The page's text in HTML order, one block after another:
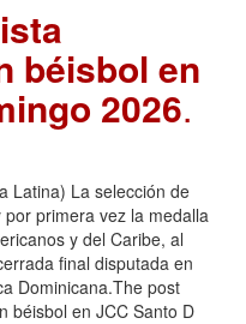
béisbol en
2026.
Latina) La selección de
primera vez la medalla
y del Caribe, al
final disputada en
Dominicana.The post
béisbol en JCC Santo D